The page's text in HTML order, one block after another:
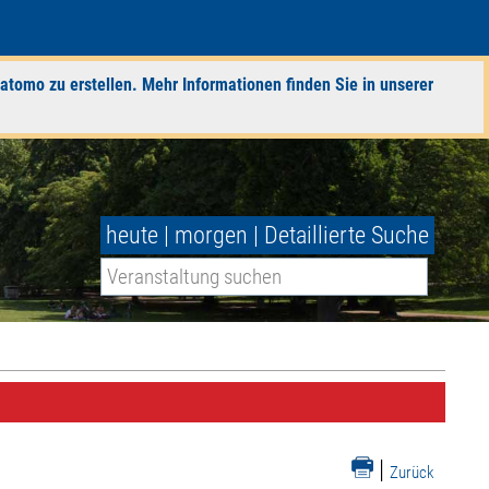
zu erstellen. Mehr Informationen finden Sie in unserer
heute | morgen | Detaillierte Suche
| Zurück